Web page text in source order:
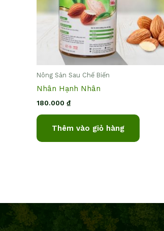
Nông Sản Sau Chế Biến
Nhân Hạnh Nhân
180.000 ₫
Thêm vào giỏ hàng